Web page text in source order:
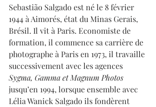
Sebastião Salgado est né le 8 février
1944 à Aimorés, état du Minas Gerais,
Brésil. Il vit à Paris. Economiste de
formation, il commence sa carrière de
photographe à Paris en 1973, il travaille
successivement avec les agences
Sygma, Gamma et Magnum Photos
jusqu’en 1994, lorsque ensemble avec
Lélia Wanick Salgado ils fondèrent